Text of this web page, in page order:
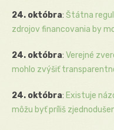
24. októbra: Štátna
zdrojov financovania by
24. októbra: Verejné
mohlo zvýšiť
24. októbra: Existuje
môžu byť príliš